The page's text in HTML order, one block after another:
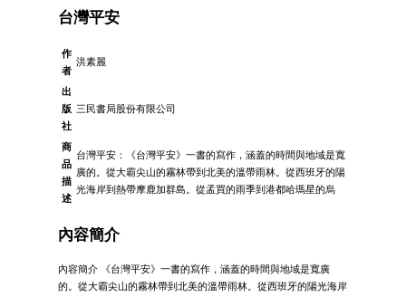
台灣平安
作
者
洪素麗
出
版
社
三民書局股份有限公司
商
品
描
述
台灣平安：《台灣平安》一書的寫作，涵蓋的時間與地域是寬
廣的。從大霸尖山的霧林帶到北美的溫帶雨林。從西班牙的陽
光海岸到熱帶摩鹿加群島。從孟買的雨季到港都哈瑪星的烏
內容簡介
內容簡介 《台灣平安》一書的寫作，涵蓋的時間與地域是寬廣
的。從大霸尖山的霧林帶到北美的溫帶雨林。從西班牙的陽光海岸